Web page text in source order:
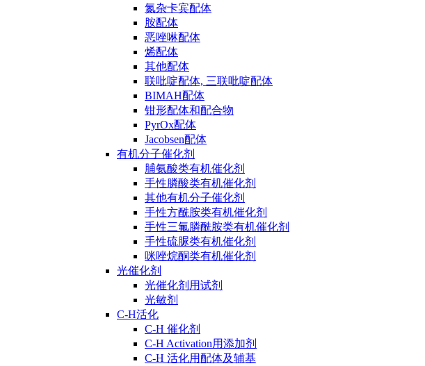
氮杂卡宾配体
胺配体
恶唑啉配体
烯配体
其他配体
联吡啶配体, 三联吡啶配体
BIMAH配体
钳形配体和配合物
PyrOx配体
Jacobsen配体
有机分子催化剂
脯氨酸类有机催化剂
手性膦酸类有机催化剂
其他有机分子催化剂
手性方酰胺类有机催化剂
手性三氟膦酰胺类有机催化剂
手性硫脲类有机催化剂
咪唑烷酮类有机催化剂
光催化剂
光催化剂用试剂
光敏剂
C-H活化
C-H 催化剂
C-H Activation用添加剂
C-H 活化用配体及辅基